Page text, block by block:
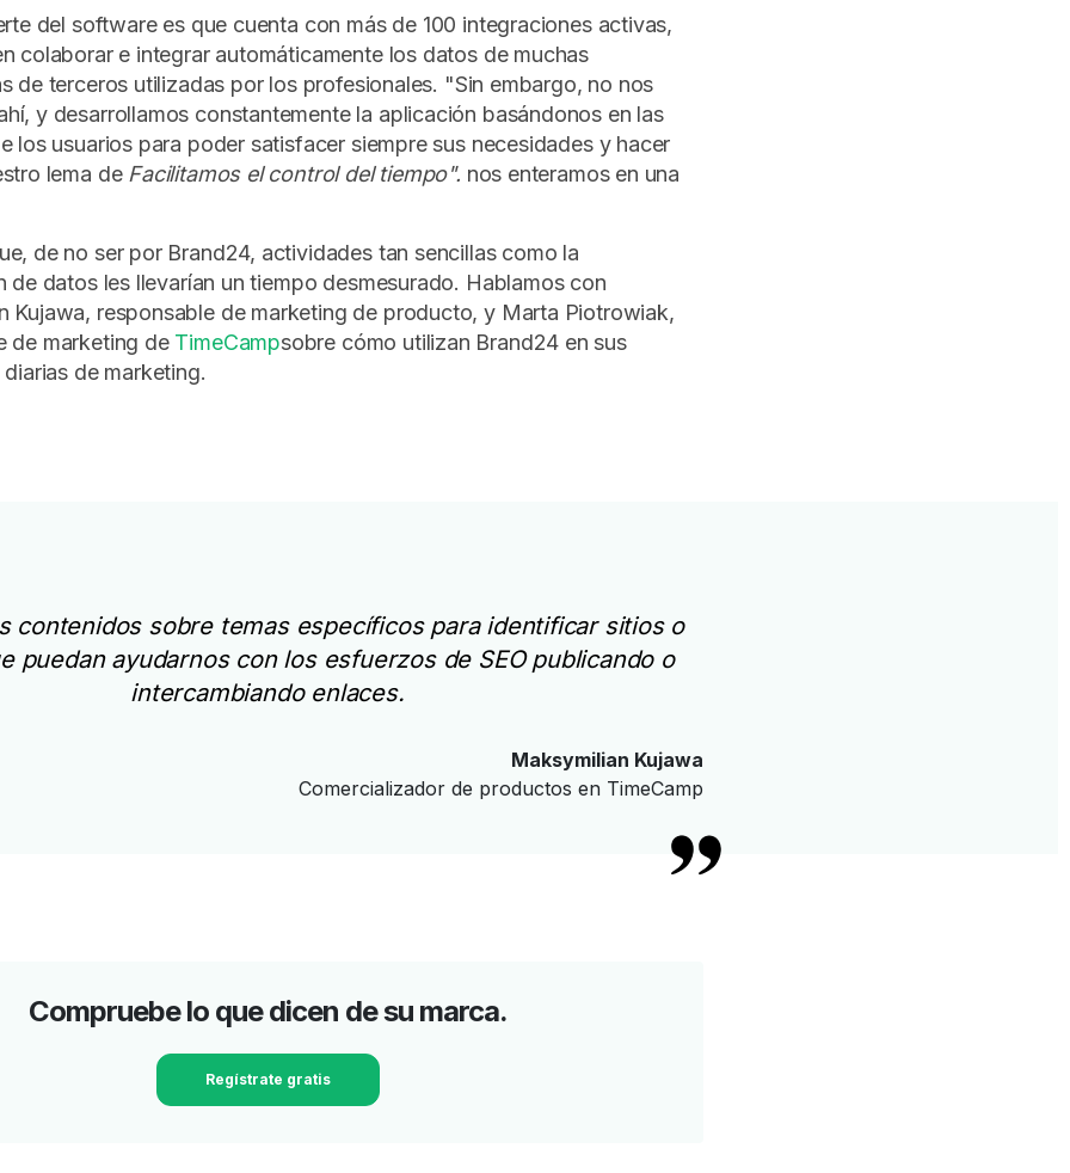
del software es que cuenta con más de 100 integraciones activas,
colaborar e integrar automáticamente los datos de muchas
de terceros utilizadas por los profesionales. "Sin embargo, no nos
y desarrollamos constantemente la aplicación basándonos en las
los usuarios para poder satisfacer siempre sus necesidades y hacer
lema de Facilitamos el control del tiempo". nos enteramos en una
de no ser por Brand24, actividades tan sencillas como la
de datos les llevarían un tiempo desmesurado. Hablamos con
Kujawa, responsable de marketing de producto, y Marta Piotrowiak,
de marketing de TimeCampsobre cómo utilizan Brand24 en sus
de marketing.
contenidos sobre temas específicos para identificar sitios o
puedan ayudarnos con los esfuerzos de SEO publicando o
intercambiando enlaces.
Maksymilian Kujawa
Comercializador de productos en TimeCamp
Compruebe lo que dicen de su marca.
Regístrate gratis